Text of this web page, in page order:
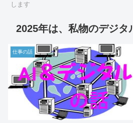
します
2025年は、私物のデジタ
仕事の話